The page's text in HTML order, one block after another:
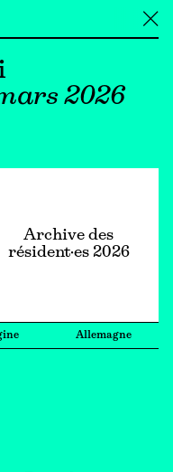
╳
2026
Archive des
résident·es 2026
Allemagne